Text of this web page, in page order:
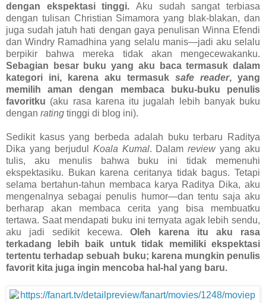
dengan ekspektasi tinggi. Aku sudah sangat terbiasa
dengan tulisan Christian Simamora yang blak-blakan, dan
juga sudah jatuh hati dengan gaya penulisan Winna Efendi
dan Windry Ramadhina yang selalu manis—jadi aku selalu
berpikir bahwa mereka tidak akan mengecewakanku.
Sebagian besar buku yang aku baca termasuk dalam
kategori ini, karena aku termasuk safe reader, yang
memilih aman dengan membaca buku-buku penulis
favoritku (aku rasa karena itu jugalah lebih banyak buku
dengan rating tinggi di blog ini).
Sedikit kasus yang berbeda adalah buku terbaru Raditya
Dika yang berjudul Koala Kumal. Dalamreviewyang aku
tulis, aku menulis bahwa buku ini tidak memenuhi
ekspektasiku. Bukan karena ceritanya tidak bagus. Tetapi
selama bertahun-tahun membaca karya Raditya Dika, aku
mengenalnya sebagai penulis humor—dan tentu saja aku
berharap akan membaca cerita yang bisa membuatku
tertawa. Saat mendapati buku ini ternyata agak lebih sendu,
aku jadi sedikit kecewa. Oleh karena itu aku rasa
terkadang lebih baik untuk tidak memiliki ekspektasi
tertentu terhadap sebuah buku; karena mungkin penulis
favorit kita juga ingin mencoba hal-hal yang baru.